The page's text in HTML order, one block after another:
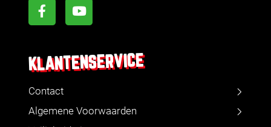
KLANTENSERVICE
Contact
Algemene Voorwaarden